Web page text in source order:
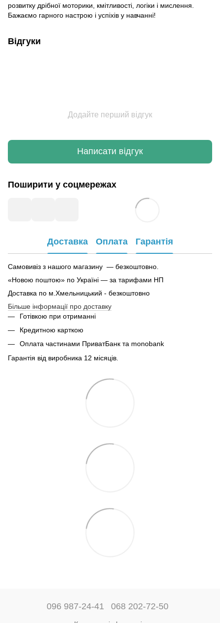
розвитку дрібної моторики, кмітливості, логіки і мислення.
Бажаємо гарного настрою і успіхів у навчанні!
Відгуки
Додайте перший відгук
Написати відгук
Поширити у соцмережах
Доставка Оплата Гарантія
Самовивіз з нашого магазину — безкоштовно.
«Новою поштою» по Україні — за тарифами НП
Доставка по м.Хмельницький - безкоштовно
Більше інформації про доставку
Готівкою при отриманні
Кредитною карткою
Оплата частинами ПриватБанк та monobank
Гарантія від виробника 12 місяців.
096 987-24-41 068 202-72-50